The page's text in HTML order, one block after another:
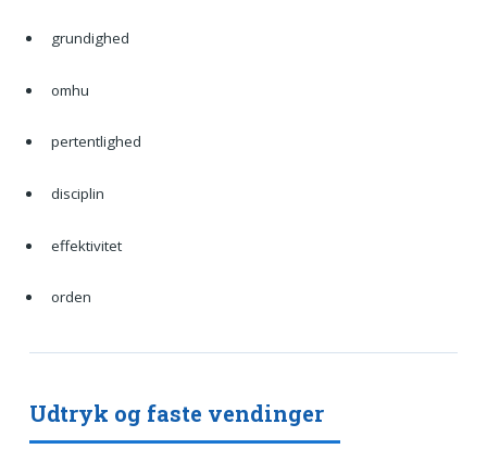
grundighed
omhu
pertentlighed
disciplin
effektivitet
orden
Udtryk og faste vendinger